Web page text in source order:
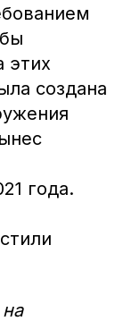
этих
создана
года.